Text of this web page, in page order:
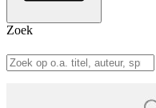
Zoek